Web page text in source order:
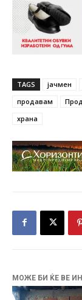
TAGS јачмен
продавам
храна
МОЖЕ БИ ЌЕ ВЕ